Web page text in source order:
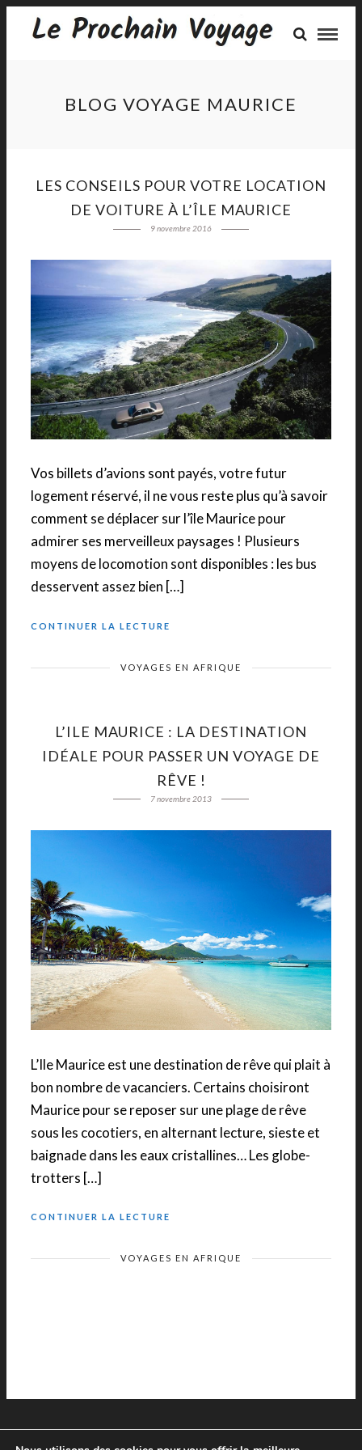
BLOG VOYAGE MAURICE
LES CONSEILS POUR VOTRE LOCATION
DE VOITURE À L’ÎLE MAURICE
9 novembre 2016
Vos billets d’avions sont payés, votre futur
logement réservé, il ne vous reste plus qu’à savoir
comment se déplacer sur l’île Maurice pour
admirer ses merveilleux paysages ! Plusieurs
moyens de locomotion sont disponibles : les bus
desservent assez bien […]
CONTINUER LA LECTURE
VOYAGES EN AFRIQUE
L’ILE MAURICE : LA DESTINATION
IDÉALE POUR PASSER UN VOYAGE DE
RÊVE !
7 novembre 2013
L’Ile Maurice est une destination de rêve qui plait à
bon nombre de vacanciers. Certains choisiront
Maurice pour se reposer sur une plage de rêve
sous les cocotiers, en alternant lecture, sieste et
baignade dans les eaux cristallines… Les globe-
trotters […]
CONTINUER LA LECTURE
VOYAGES EN AFRIQUE